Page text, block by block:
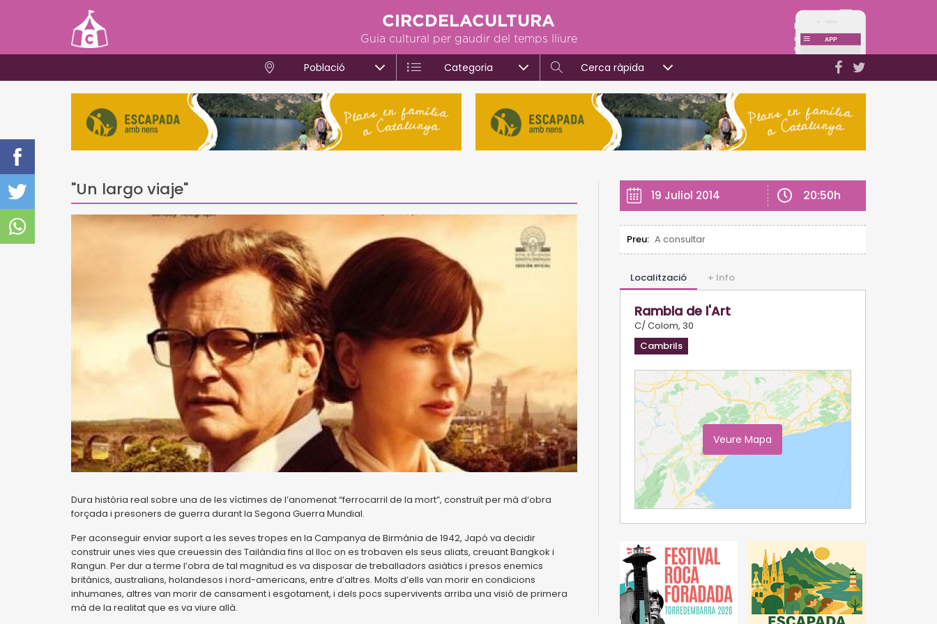
CIRCDELACULTURA
Guia cultural per gaudir del temps lliure
Població Categoria Cerca ràpida
"Un largo viaje"
Dura història real sobre una de les víctimes de l’anomenat “ferrocarril de la mort”, construït per mà d’obra
forçada i presoners de guerra durant la Segona Guerra Mundial.
Per aconseguir enviar suport a les seves tropes en la Campanya de Birmània de 1942, Japó va decidir
construir unes vies que creuessin des Tailàndia fins al lloc on es trobaven els seus aliats, creuant Bangkok i
Rangun. Per dur a terme l’obra de tal magnitud es va disposar de treballadors asiàtics i presos enemics
britànics, australians, holandesos i nord-americans, entre d’altres. Molts d’ells van morir en condicions
inhumanes, altres van morir de cansament i esgotament, i dels pocs supervivents arriba una visió de primera
mà de la realitat que es va viure allà.
19 Juliol 2014 20:50h
Preu: A consultar
Localització + Info
Rambla de l'Art
C/ Colom, 30
Cambrils
Veure Mapa